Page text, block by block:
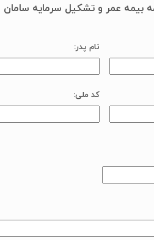
بیمه عمر و تشکیل سرمایه سامان
نام پدر:
کد ملی: